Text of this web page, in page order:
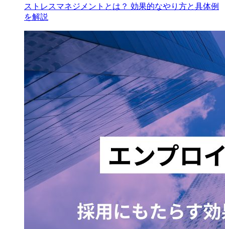
ストレスマネジメントとは？ 効果的なやり方と具体例
を解説